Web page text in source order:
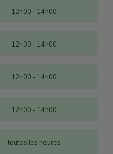
12h00 - 14h00
12h00 - 14h00
12h00 - 14h00
12h00 - 14h00
toutes les heures